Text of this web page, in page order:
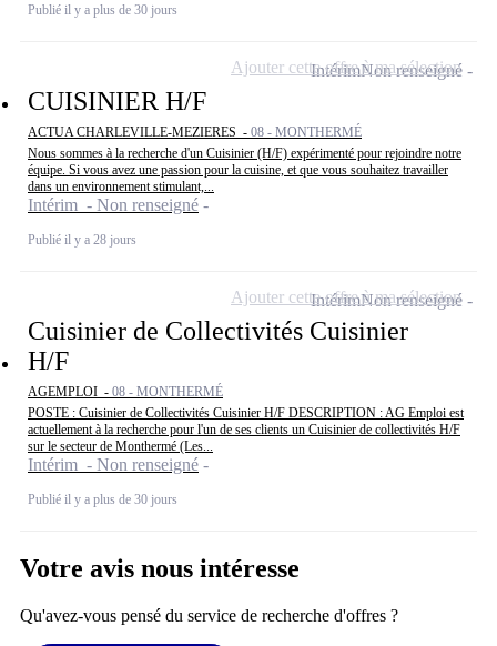
Publié il y a plus de 30 jours
CUISINIER H/F
ACTUA CHARLEVILLE-MEZIERES - 08 - MONTHERMÉ
Nous sommes à la recherche d'un Cuisinier (H/F) expérimenté pour rejoindre notre
équipe. Si vous avez une passion pour la cuisine, et que vous souhaitez travailler
dans un environnement stimulant,...
Intérim - Non renseigné
Publié il y a 28 jours
IntérimNon renseigné
Ajouter cette offre à ma sélection
Cuisinier de Collectivités Cuisinier
H/F
AGEMPLOI - 08 - MONTHERMÉ
POSTE : Cuisinier de Collectivités Cuisinier H/F DESCRIPTION : AG Emploi est
actuellement à la recherche pour l'un de ses clients un Cuisinier de collectivités H/F
sur le secteur de Monthermé (Les...
Intérim - Non renseigné
Publié il y a plus de 30 jours
IntérimNon renseigné
Ajouter cette offre à ma sélection
Votre avis nous intéresse
Qu'avez-vous pensé du service de recherche d'offres ?